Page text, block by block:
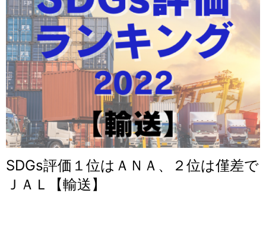
SDGs評価１位はＡＮＡ、２位は僅差で
ＪＡＬ【輸送】